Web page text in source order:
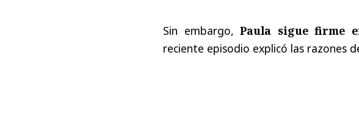
Sin embargo,Paula sigue firme
reciente episodio explicó las razones